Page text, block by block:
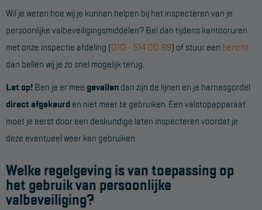
Wil je weten hoe wij je kunnen helpen bij het inspecteren van je
persoonlijke valbeveiligingsmiddelen? Bel dan tijdens kantooruren
met onze inspectie afdeling (010 - 514 00 89) of stuur een bericht
dan bellen wij je zo snel mogelijk terug.
Let op! Ben je er mee gevallen dan zijn de lijnen en je harnasgordel
direct afgekeurd en niet meer te gebruiken. Een valstopapparaat
moet je eerst door een deskundige laten inspecteren voordat je
deze eventueel weer kan gebruiken.
Welke regelgeving is van toepassing op
het gebruik van persoonlijke
valbeveiliging?